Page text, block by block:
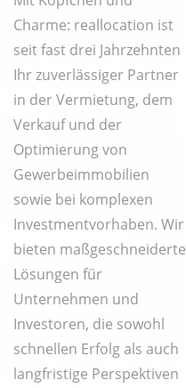
Charme: reallocation ist
seit fast drei Jahrzehnten
Ihr zuverlässiger Partner
in der Vermietung, dem
Verkauf und der
Optimierung von
Gewerbeimmobilien
sowie bei komplexen
Investmentvorhaben. Wir
bieten maßgeschneiderte
Lösungen für
Unternehmen und
Investoren, die sowohl
schnellen Erfolg als auch
langfristige Perspektiven